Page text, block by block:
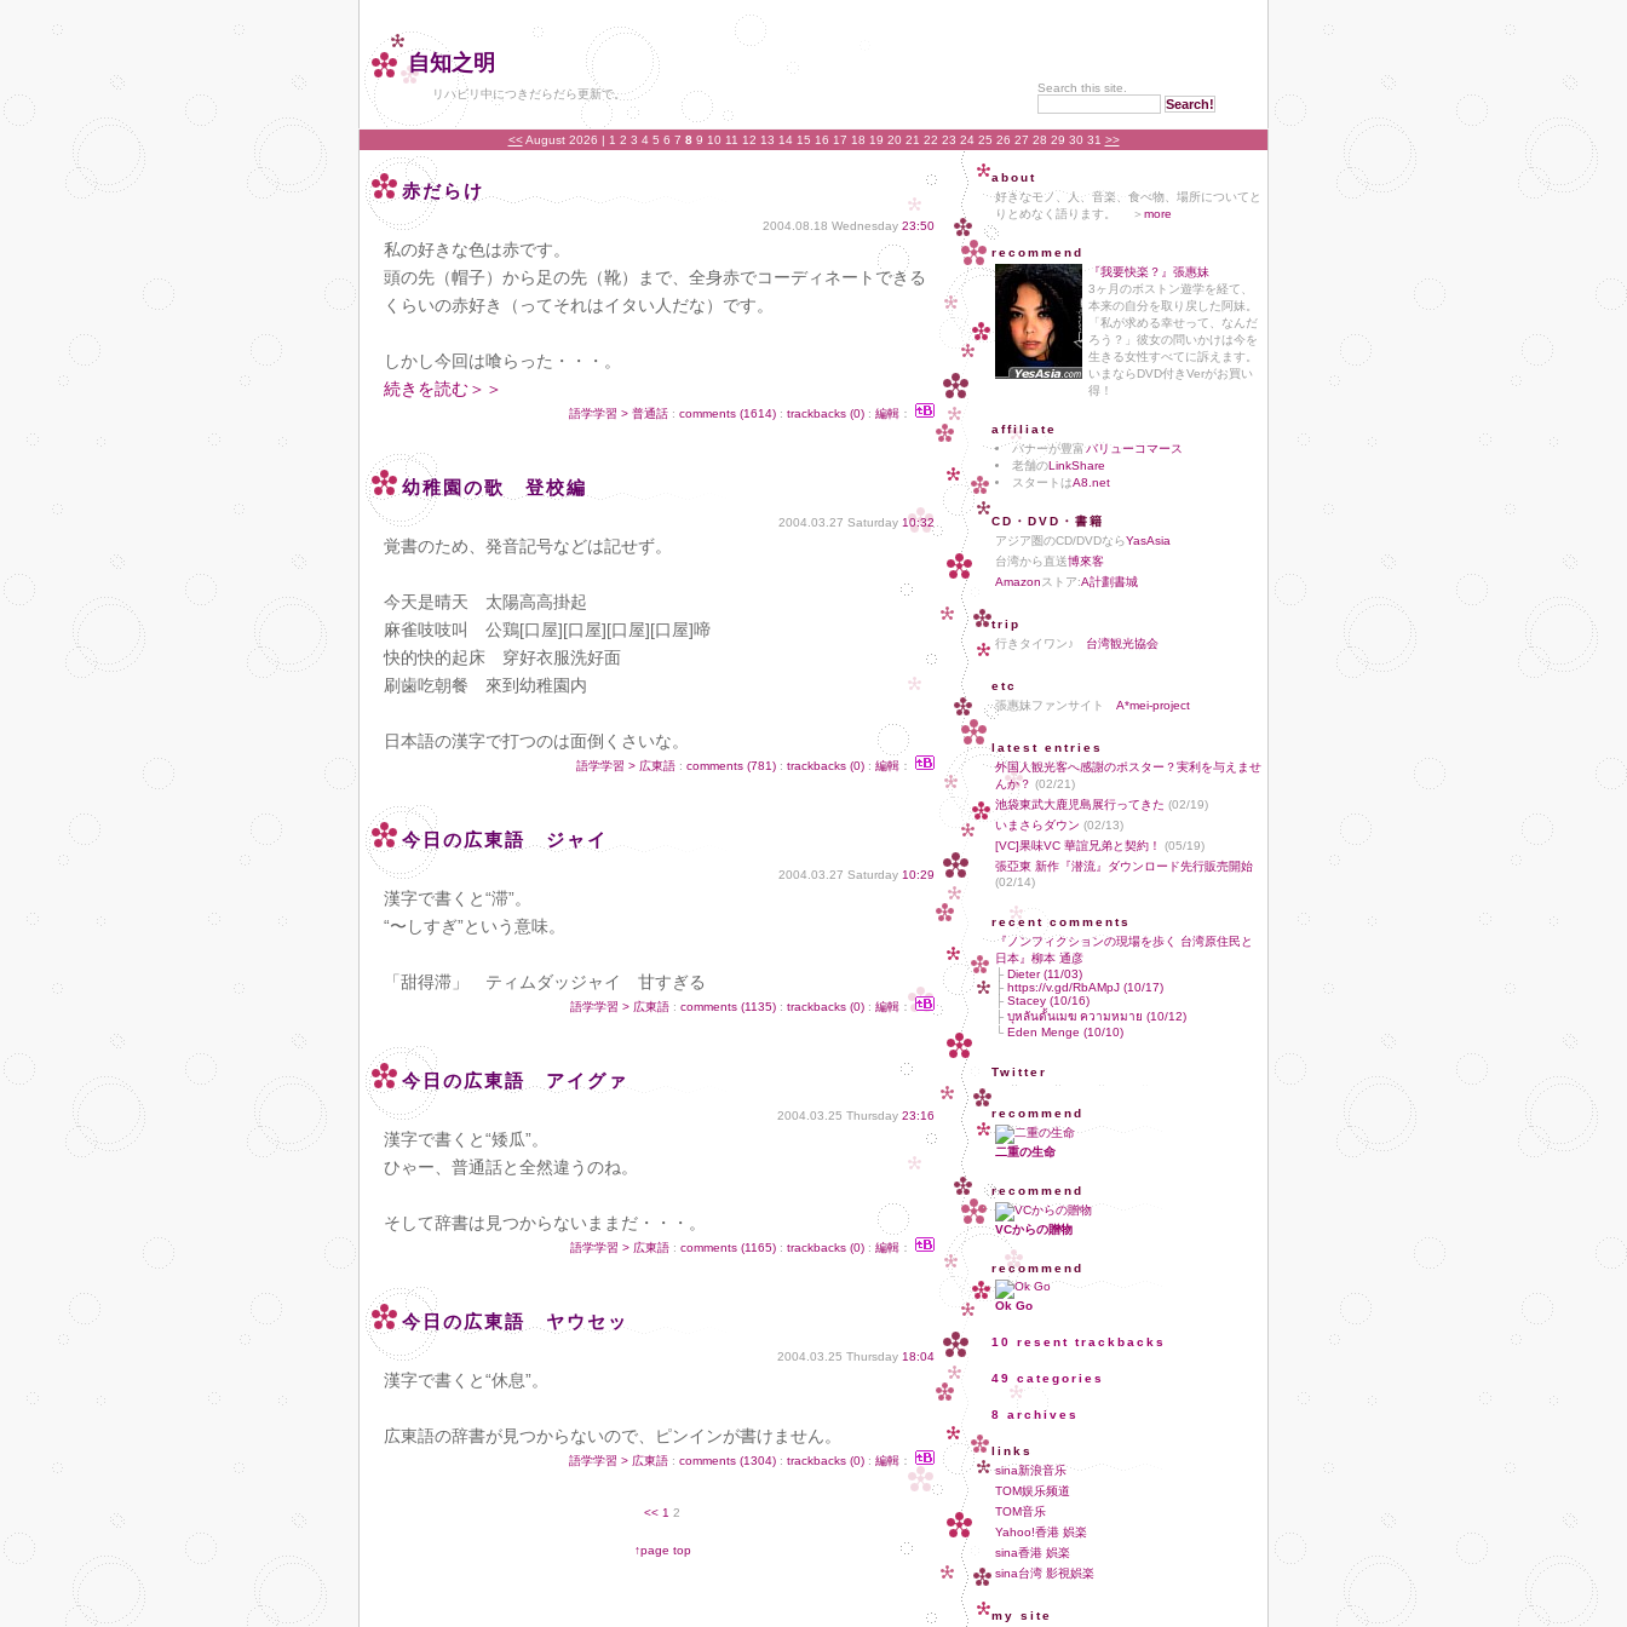
自知之明
リハビリ中につきだらだら更新で。 Search this site.
<< August 2026 | 1 2 3 4 5 6 7 89 10 11 12 13 14 15 16 17 18 19 20 21 22 23 24 25 26 27 28 29 30 31 >>
赤だらけ
2004.08.18 Wednesday 23:50
私の好きな色は赤です。
頭の先（帽子）から足の先（靴）まで、全身赤でコーディネートできる
くらいの赤好き（ってそれはイタい人だな）です。
しかし今回は喰らった・・・。
続きを読む＞＞
語学学習 > 普通話 : comments (1614) : trackbacks (0) : 編輯 ：
幼稚園の歌 登校編
2004.03.27 Saturday 10:32
覚書のため、発音記号などは記せず。
今天是晴天 太陽高高掛起
麻雀吱吱叫 公鶏[口屋][口屋][口屋][口屋]啼
快的快的起床 穿好衣服洗好面
刷歯吃朝餐 來到幼稚園内
日本語の漢字で打つのは面倒くさいな。
語学学習 > 広東語 : comments (781) : trackbacks (0) : 編輯 ：
今日の広東語 ジャイ
2004.03.27 Saturday 10:29
漢字で書くと“滞”。
“〜しすぎ”という意味。
「甜得滞」 ティムダッジャイ 甘すぎる
語学学習 > 広東語 : comments (1135) : trackbacks (0) : 編輯 ：
今日の広東語 アイグァ
2004.03.25 Thursday 23:16
漢字で書くと“矮瓜”。
ひゃー、普通話と全然違うのね。
そして辞書は見つからないままだ・・・。
語学学習 > 広東語 : comments (1165) : trackbacks (0) : 編輯 ：
今日の広東語 ヤウセッ
2004.03.25 Thursday 18:04
漢字で書くと“休息”。
広東語の辞書が見つからないので、ピンインが書けません。
語学学習 > 広東語 : comments (1304) : trackbacks (0) : 編輯 ：
<< 1 2
↑page top
about
好きなモノ、人、音楽、食べ物、場所についてと
りとめなく語ります。 ＞ more
recommend
『我要快楽？』張惠妹
3ヶ月のボストン遊学を経て、
本来の自分を取り戻した阿妹。
「私が求める幸せって、なんだ
ろう？」彼女の問いかけは今を
生きる女性すべてに訴えます。
いまならDVD付きVerがお買い
得！
affiliate
バナーが豊富 バリューコマース
老舗のLinkShare
スタートはA8.net
CD・DVD・書籍
アジア圏のCD/DVDならYasAsia
台湾から直送博來客
Amazon ストア:A計劃書城
trip
行きタイワン♪ 台湾観光協会
etc
張惠妹ファンサイト A*mei-project
latest entries
外国人観光客へ感謝のポスター？実利を与えませ
んか？ (02/21)
池袋東武大鹿児島展行ってきた (02/19)
いまさらダウン (02/13)
[VC]果味VC 華誼兄弟と契約！
(05/19)
張亞東 新作『潜流』ダウンロード先行販売開始
(02/14)
recent comments
『ノンフィクションの現場を歩く 台湾原住民と
日本』柳本 通彦
├ Dieter (11/03)
├ https://v.gd/RbAMpJ (10/17)
├ Stacey (10/16)
├ บุหลันดั้นเมฆ ความหมาย (10/12)
└ Eden Menge (10/10)
Twitter
recommend
二重の生命
recommend
VCからの贈物
recommend
Ok Go
10 resent trackbacks
49 categories
8 archives
links
sina新浪音乐
TOM娱乐频道
TOM音乐
Yahoo!香港 娯楽
sina香港 娯楽
sina台湾 影視娯楽
my site